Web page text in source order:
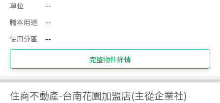
車位
--
謄本用途
--
使用分區
--
完整物件詳情
住商不動產-台南花園加盟店(主從企業社)